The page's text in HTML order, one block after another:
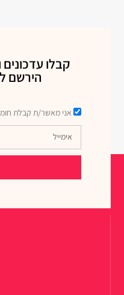
קבלו
הירשם
אני מאשר/ת קבלת